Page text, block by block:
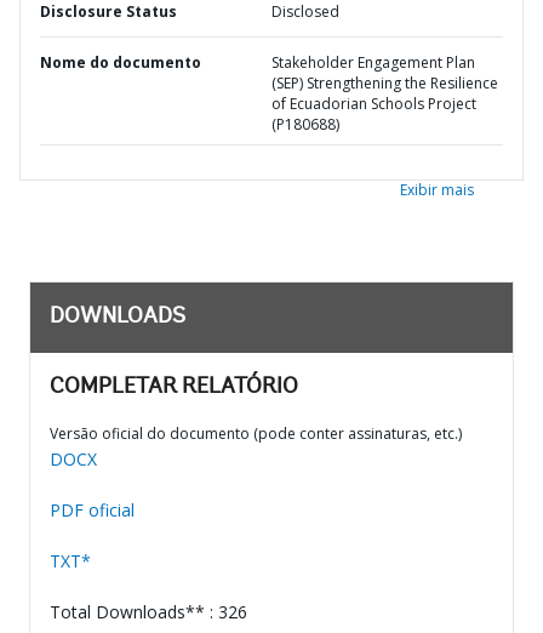
Disclosure Status Disclosed
Nome do documento
Stakeholder Engagement Plan
(SEP) Strengthening the Resilience
of Ecuadorian Schools Project
(P180688)
Exibir mais
DOWNLOADS
COMPLETAR RELATÓRIO
Versão oficial do documento (pode conter assinaturas, etc.)
DOCX
PDF oficial
TXT*
Total Downloads** : 326